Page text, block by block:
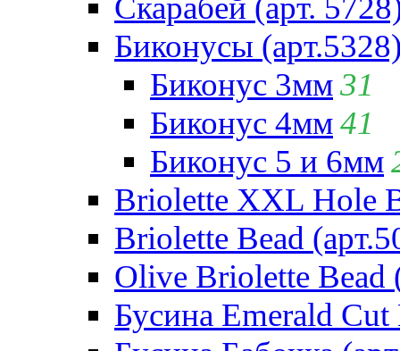
Скарабей (арт.
Биконусы
Биконус 3мм31
Биконус 4мм41
Биконус 5 и 6мм
Briolette XXL Hole
Briolette Bead
Olive Briolette Bead
Бусина Emerald Cut